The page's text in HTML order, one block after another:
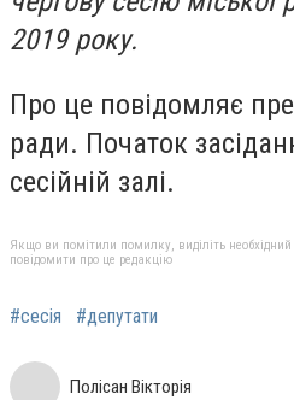
2019 року.
Про це повідомляє
ради. Початок
сесійній залі.
Якщо ви помітили помилку, виділіть
повідомити про це редакцію
#сесія #депутати
Полісан Вікторія